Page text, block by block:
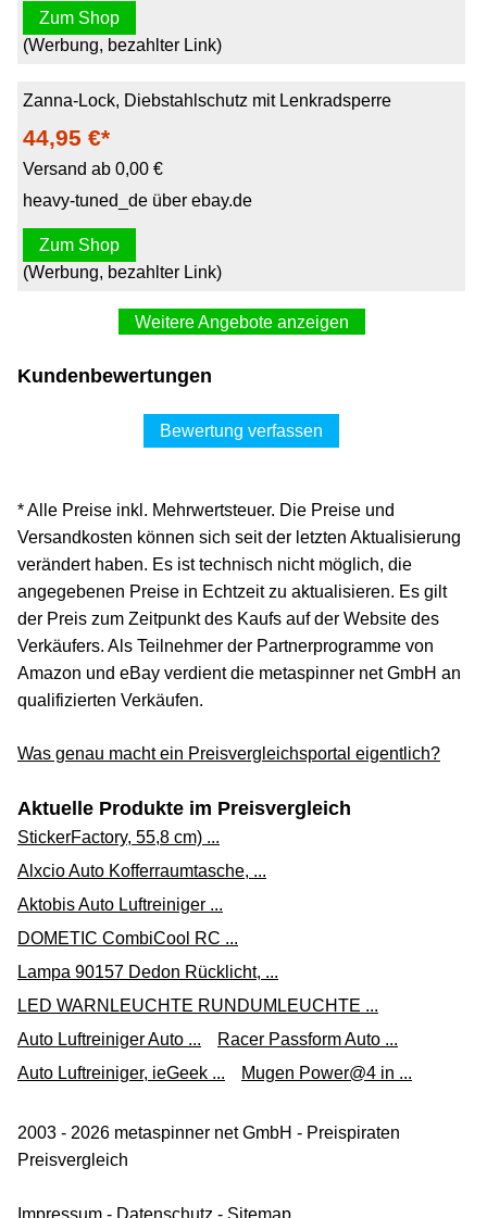
Zum Shop
(Werbung, bezahlter Link)
Zanna-Lock, Diebstahlschutz mit Lenkradsperre
44,95 €*
Versand ab 0,00 €
heavy-tuned_de über ebay.de
Zum Shop
(Werbung, bezahlter Link)
Weitere Angebote anzeigen
Kundenbewertungen
Bewertung verfassen
* Alle Preise inkl. Mehrwertsteuer. Die Preise und
Versandkosten können sich seit der letzten Aktualisierung
verändert haben. Es ist technisch nicht möglich, die
angegebenen Preise in Echtzeit zu aktualisieren. Es gilt
der Preis zum Zeitpunkt des Kaufs auf der Website des
Verkäufers. Als Teilnehmer der Partnerprogramme von
Amazon und eBay verdient die metaspinner net GmbH an
qualifizierten Verkäufen.
Was genau macht ein Preisvergleichsportal eigentlich?
Aktuelle Produkte im Preisvergleich
StickerFactory, 55,8 cm) ...
Alxcio Auto Kofferraumtasche, ...
Aktobis Auto Luftreiniger ...
DOMETIC CombiCool RC ...
Lampa 90157 Dedon Rücklicht, ...
LED WARNLEUCHTE RUNDUMLEUCHTE ...
Auto Luftreiniger Auto ...
Racer Passform Auto ...
Auto Luftreiniger, ieGeek ...
Mugen Power@4 in ...
2003 - 2026 metaspinner net GmbH - Preispiraten
Preisvergleich
Impressum - Datenschutz - Sitemap